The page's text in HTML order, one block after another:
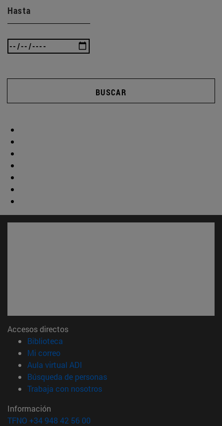
Hasta
BUSCAR
Accesos directos
Biblioteca
Mi correo(abre en nueva ventana)
Aula virtual ADI
Búsqueda de personas(abre en nueva ventana)
Trabaja con nosotros(abre en nueva ventana)
Información
TFNO +34 948 42 56 00